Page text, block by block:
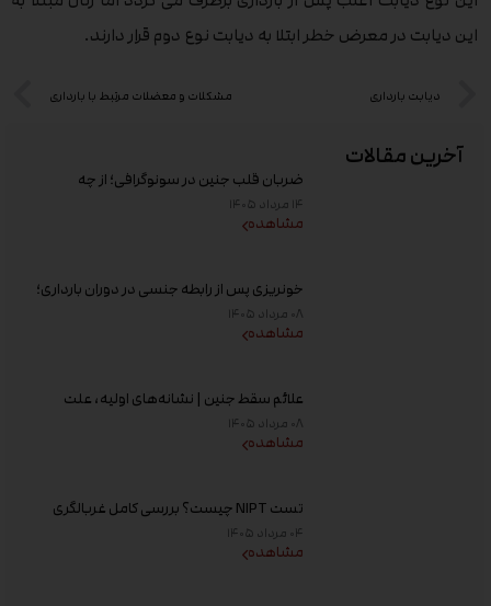
آخرین مقالات
ضربان قلب جنین در سونوگرافی؛ از چه
هفته‌ای دیده می‌شود؟
۱۴ مرداد ۱۴۰۵
مشاهده
خونریزی پس از رابطه جنسی در دوران بارداری؛
علت و زمان مراجعه به پزشک
۰۸ مرداد ۱۴۰۵
مشاهده
علائم سقط جنین | نشانه‌های اولیه، علت
خونریزی، عوامل خطر و زمان مراجعه به پزشک
۰۸ مرداد ۱۴۰۵
مشاهده
تست NIPT چیست؟ بررسی کامل غربالگری
غیر تهاجمی پیش از تولد، زمان انجام و تفسیر
جواب
۰۴ مرداد ۱۴۰۵
مشاهده
این دیابت در معرض خطر ابتلا به دیابت نوع دوم قرار دارند.
دیابت بارداری مشکلات و معضلات مرتبط با بارداری